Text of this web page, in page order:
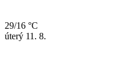
29/16 °C
úterý 11. 8.